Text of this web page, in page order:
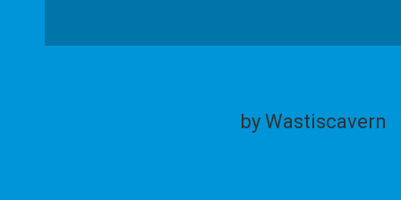
by Wastiscavern